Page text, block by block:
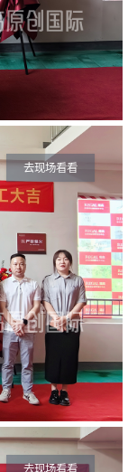
去现场看看
去现场看看